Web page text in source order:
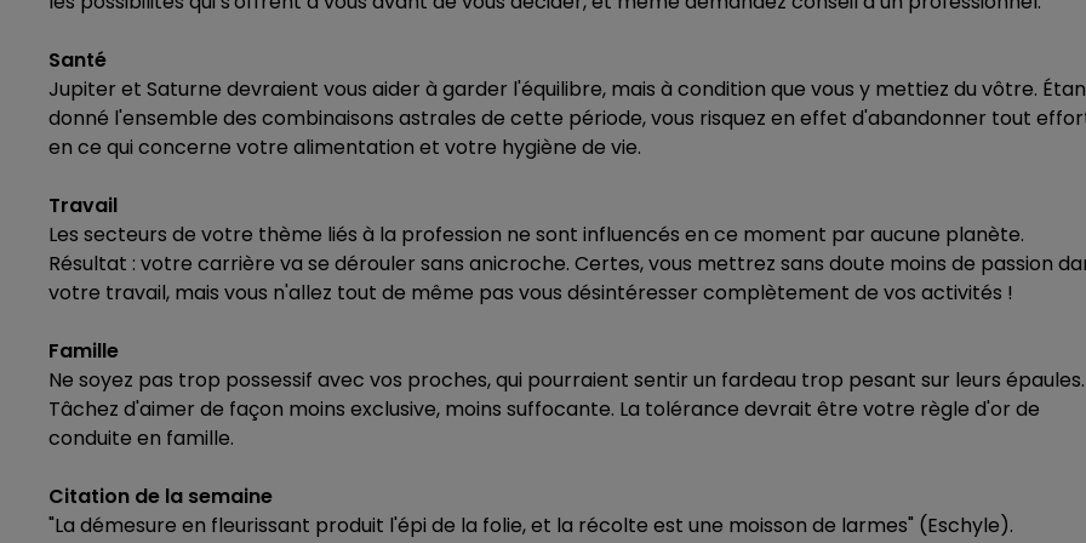
Santé
Jupiter et Saturne devraient vous aider à garder l'équilibre, mais à condition que vous y mettiez du vôtre.
donné l'ensemble des combinaisons astrales de cette période, vous risquez en effet d'abandonner tout
en ce qui concerne votre alimentation et votre hygiène de vie.
Travail
Les secteurs de votre thème liés à la profession ne sont influencés en ce moment par aucune planète.
Résultat : votre carrière va se dérouler sans anicroche. Certes, vous mettrez sans doute moins de passion
votre travail, mais vous n'allez tout de même pas vous désintéresser complètement de vos activités !
Famille
Ne soyez pas trop possessif avec vos proches, qui pourraient sentir un fardeau trop pesant sur leurs épaules.
Tâchez d'aimer de façon moins exclusive, moins suffocante. La tolérance devrait être votre règle d'or de
conduite en famille.
Citation de la semaine
"La démesure en fleurissant produit l'épi de la folie, et la récolte est une moisson de larmes" (Eschyle).